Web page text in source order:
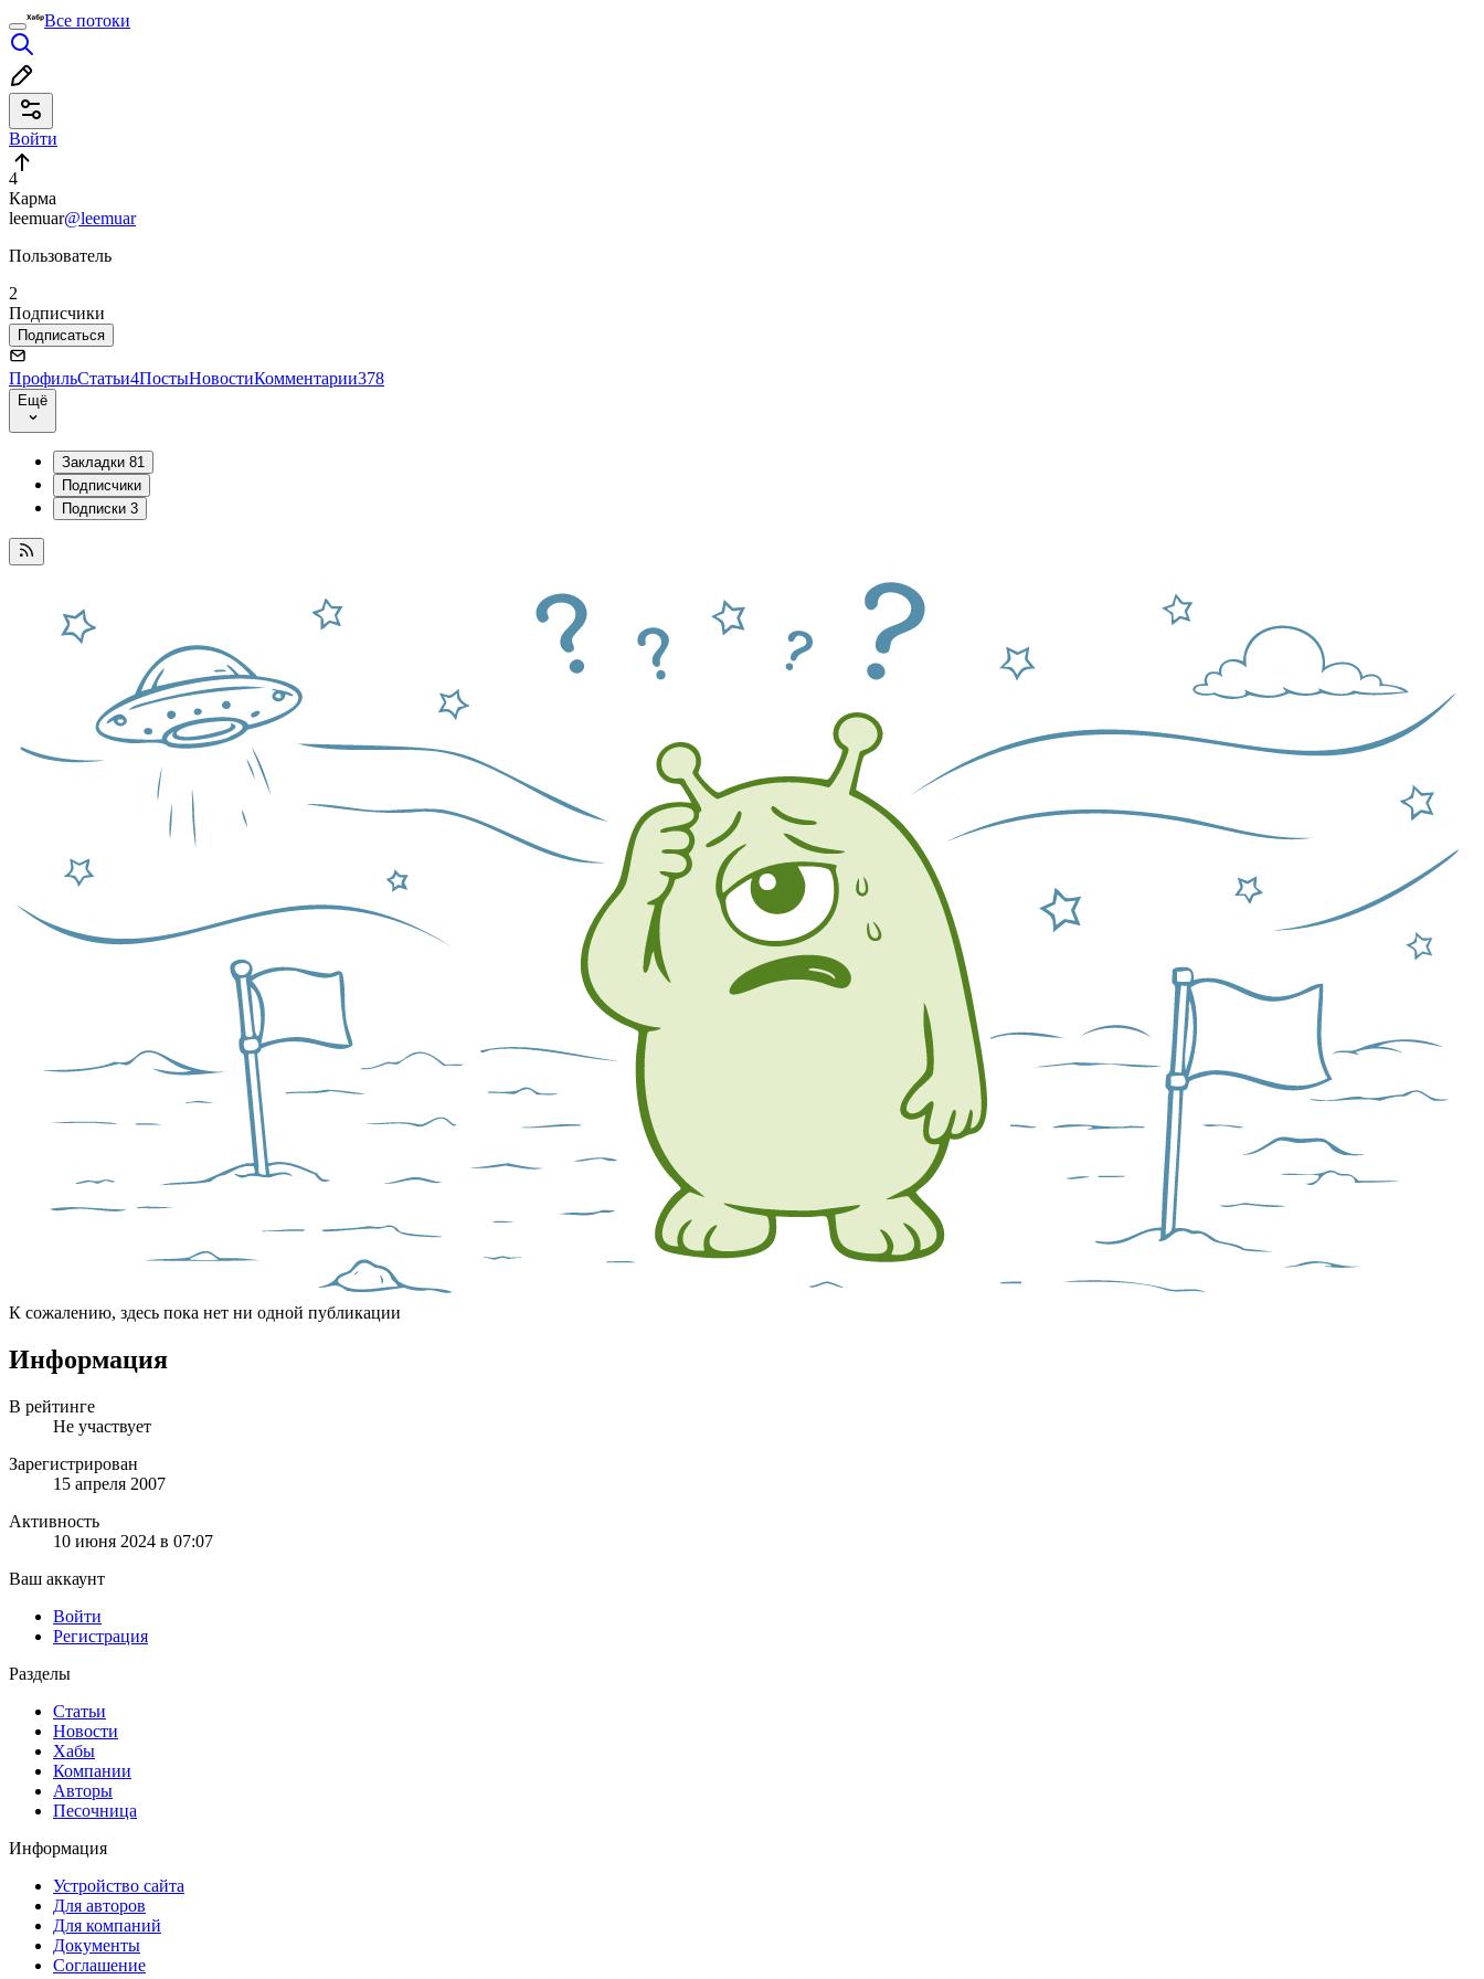
Все потоки
Войти
4
Карма
leemuar@leemuar
Пользователь
2
Подписчики
Подписаться
ПрофильСтатьи4ПостыНовостиКомментарии378
Ещё
Закладки 81
Подписчики
Подписки 3
К сожалению, здесь пока нет ни одной публикации
Информация
В рейтинге
Не участвует
Зарегистрирован
15 апреля 2007
Активность
10 июня 2024 в 07:07
Ваш аккаунт
Войти
Регистрация
Разделы
Статьи
Новости
Хабы
Компании
Авторы
Песочница
Информация
Устройство сайта
Для авторов
Для компаний
Документы
Соглашение